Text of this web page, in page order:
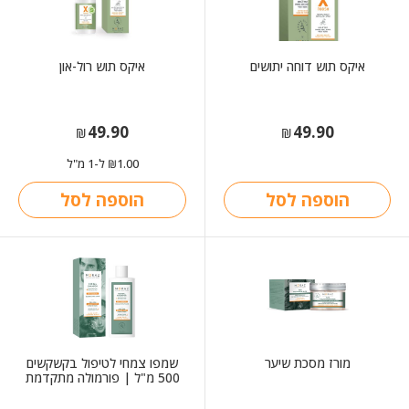
איקס תוש דוחה יתושים
₪49.90
הוספה לסל
איקס תוש רול-און
₪49.90
₪1.00 ל-1 מ"ל
הוספה לסל
מורז מסכת שיער
שמפו צמחי לטיפול בקשקשים
500 מ"ל | פורמולה מתקדמת